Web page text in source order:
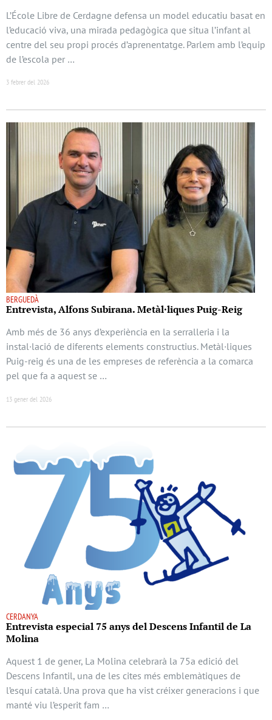
L’École Libre de Cerdagne defensa un model educatiu basat en
l’educació viva, una mirada pedagògica que situa l’infant al
centre del seu propi procés d’aprenentatge. Parlem amb l’equip
de l’escola per …
3 febrer del 2026
BERGUEDÀ
Entrevista, Alfons Subirana. Metàl·liques Puig-Reig
Amb més de 36 anys d’experiència en la serralleria i la
instal·lació de diferents elements constructius. Metàl·liques
Puig-reig és una de les empreses de referència a la comarca
pel que fa a aquest se …
13 gener del 2026
CERDANYA
Entrevista especial 75 anys del Descens Infantil de La
Molina
Aquest 1 de gener, La Molina celebrarà la 75a edició del
Descens Infantil, una de les cites més emblemàtiques de
l’esquí català. Una prova que ha vist créixer generacions i que
manté viu l’esperit fam …